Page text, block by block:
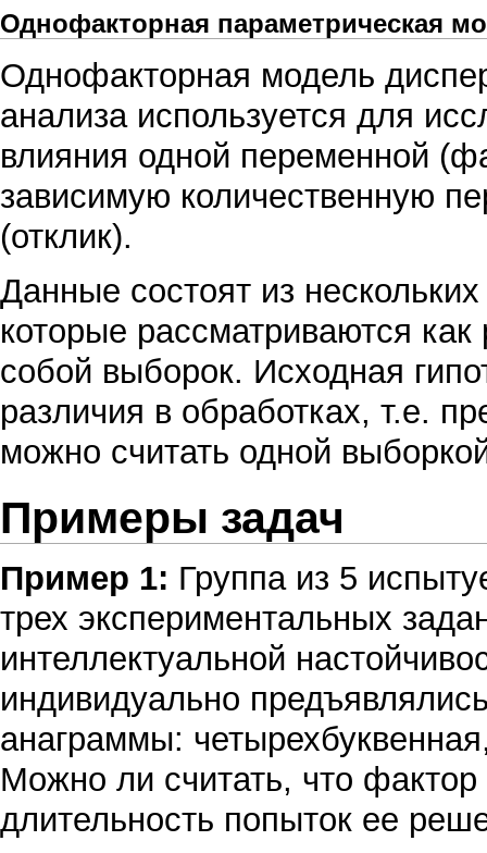
Однофакторная параметрическая
Однофакторная модель
анализаиспользуется для
влияния одной переменной
зависимую количественную
(отклик).
Данные состоят из
которые рассматриваются
собой выборок. Исходная
различия в обработках, т.е.
можно считать одной
Примеры задач
Пример 1: Группа из 5
трех экспериментальных
интеллектуальной
индивидуально
анаграммы:
Можно ли считать, что
длительность попыток ее